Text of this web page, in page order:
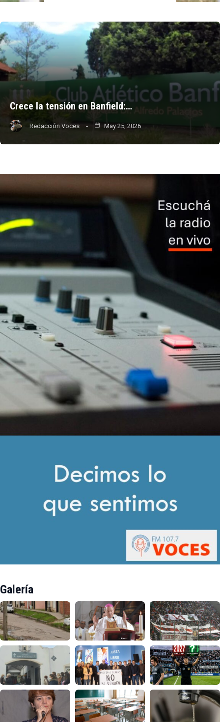
salarios adeudados.
Crece la tensión en Banfield:…
Redacción Voces May 25, 2026
Galería